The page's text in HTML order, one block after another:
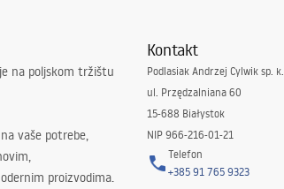
na poljskom tržištu
vaše potrebe,
proizvodima.
Kontakt
Podlasiak Andrzej Cylwik sp. k.
ul. Przędzalniana 60
15-688 Białystok
NIP 966-216-01-21
Telefon
+385 91 765 9323